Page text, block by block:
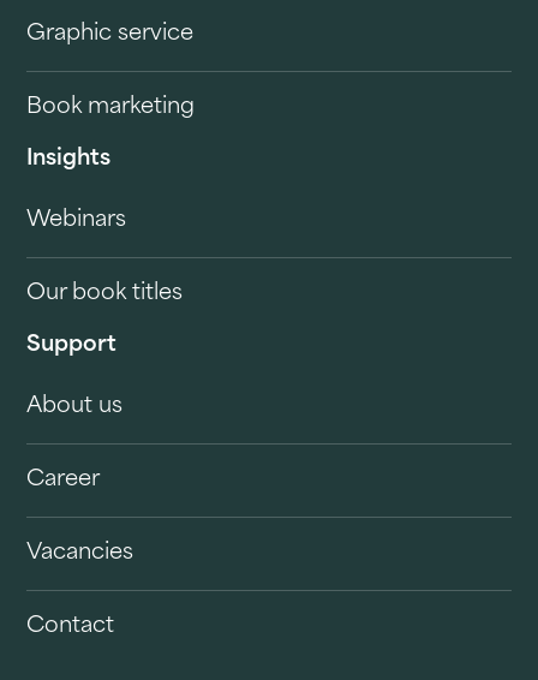
Graphic service
Book marketing
Insights
Webinars
Our book titles
Support
About us
Career
Vacancies
Contact